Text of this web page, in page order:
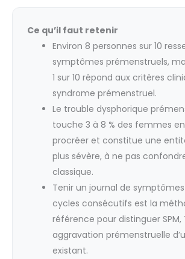
Ce qu’il faut retenir
Environ 8 personnes sur 10
symptômes prémenstruels,
1 sur 10 répond aux critères
syndrome prémenstruel.
Le trouble dysphorique
touche 3 à 8 % des femmes
procréer et constitue une
plus sévère, à ne pas
classique.
Tenir un journal de
cycles consécutifs est la
référence pour distinguer SPM,
aggravation prémenstruelle
existant.